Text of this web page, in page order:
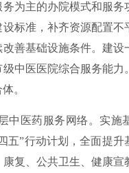
为主的办院模式和服务
标准，补齐资源配置不
善基础设施条件。建设
级中医医院综合服务能力
。
中医药服务网络。实施
五”行动计划，全面提升
复、公共卫生、健康宣